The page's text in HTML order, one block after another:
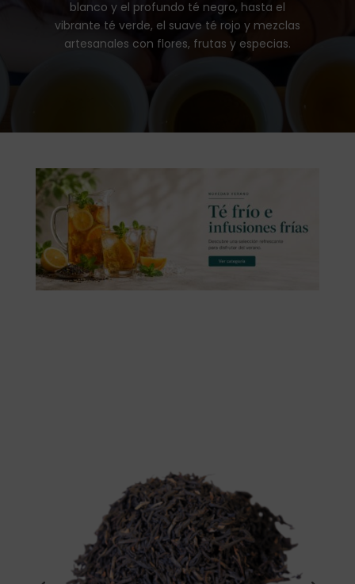
blanco y el profundo té negro, hasta el
vibrante té verde, el suave té rojo y mezclas
artesanales con flores, frutas y especias.